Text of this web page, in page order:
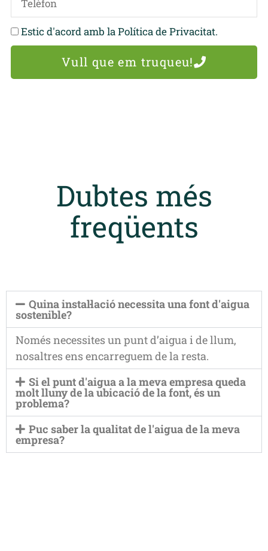
Estic d'acord amb la Política de Privacitat.
Vull que em truqueu!
Dubtes més
freqüents
Quina instal·lació necessita una font d'aigua
sostenible?
Només necessites un punt d’aigua i de llum,
nosaltres ens encarreguem de la resta.
Si el punt d'aigua a la meva empresa queda
molt lluny de la ubicació de la font, és un
problema?
Puc saber la qualitat de l'aigua de la meva
empresa?